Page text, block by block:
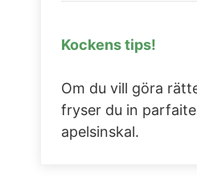
Kockens tips!
Om du vill göra
fryser du in
apelsinskal.